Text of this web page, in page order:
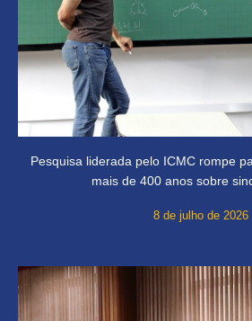
Pesquisa liderada pelo ICMC rompe
mais de 400 anos sobre
8 de julho de 2026